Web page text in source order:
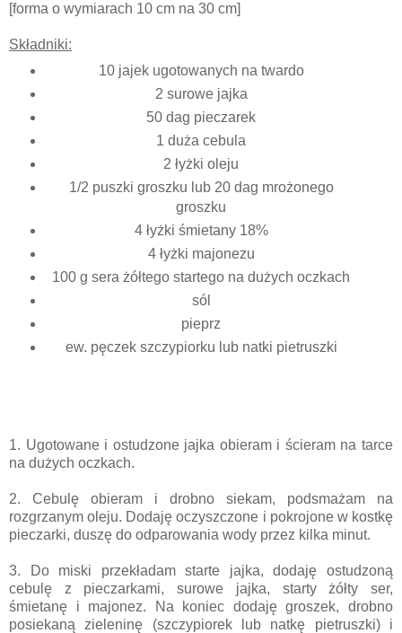
[forma o wymiarach 10 cm na 30 cm]
Składniki:
10 jajek ugotowanych na twardo
2 surowe jajka
50 dag pieczarek
1 duża cebula
2 łyżki oleju
1/2 puszki groszku lub 20 dag mrożonego
groszku
4 łyżki śmietany 18%
4 łyżki majonezu
100 g sera żółtego startego na dużych oczkach
sól
pieprz
ew. pęczek szczypiorku lub natki pietruszki
1. Ugotowane i ostudzone jajka obieram i ścieram na tarce
na dużych oczkach.
2. Cebulę obieram i drobno siekam, podsmażam na
rozgrzanym oleju. Dodaję oczyszczone i pokrojone w kostkę
pieczarki, duszę do odparowania wody przez kilka minut.
3. Do miski przekładam starte jajka, dodaję ostudzoną
cebulę z pieczarkami, surowe jajka, starty żółty ser,
śmietanę i majonez. Na koniec dodaję groszek, drobno
posiekaną zieleninę (szczypiorek lub natkę pietruszki) i